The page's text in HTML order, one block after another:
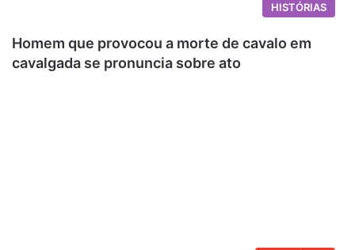
HISTÓRIAS
Homem que provocou a morte de cavalo em
cavalgada se pronuncia sobre ato